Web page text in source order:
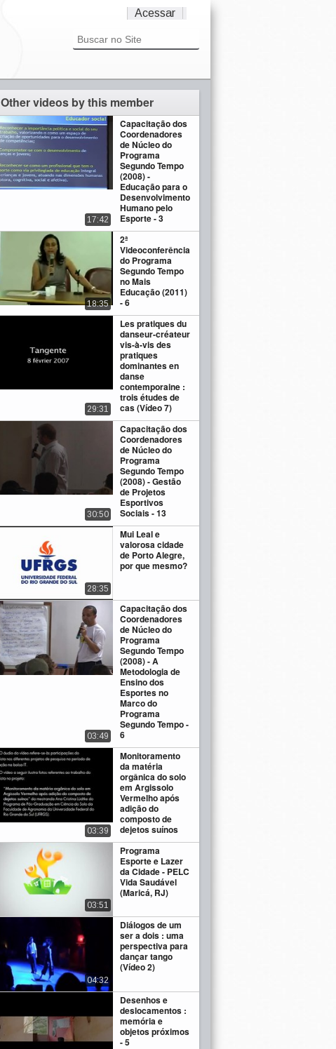
Acessar
Other videos by this member
Capacitação dos
Coordenadores
de Núcleo do
Programa
Segundo Tempo
(2008) -
Educação para o
Desenvolvimento
Humano pelo
Esporte - 3
17:42
2ª
Videoconferência
do Programa
Segundo Tempo
no Mais
Educação (2011)
- 6
18:35
Les pratiques du
danseur-créateur
vis-à-vis des
pratiques
dominantes en
danse
contemporaine :
trois études de
cas (Vídeo 7)
29:31
Capacitação dos
Coordenadores
de Núcleo do
Programa
Segundo Tempo
(2008) - Gestão
de Projetos
Esportivos
Sociais - 13
30:50
Mui Leal e
valorosa cidade
de Porto Alegre,
por que mesmo?
28:35
Capacitação dos
Coordenadores
de Núcleo do
Programa
Segundo Tempo
(2008) - A
Metodologia de
Ensino dos
Esportes no
Marco do
Programa
Segundo Tempo -
6
03:49
Monitoramento
da matéria
orgânica do solo
em Argissolo
Vermelho após
adição do
composto de
dejetos suínos
03:39
Programa
Esporte e Lazer
da Cidade - PELC
Vida Saudável
(Maricá, RJ)
03:51
Diálogos de um
ser a dois : uma
perspectiva para
dançar tango
(Vídeo 2)
04:32
Desenhos e
deslocamentos :
memória e
objetos próximos
- 5